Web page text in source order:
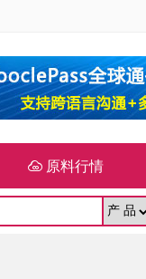
原料行情